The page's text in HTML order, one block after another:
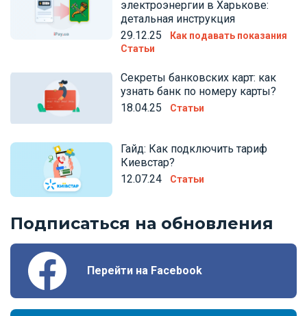
электроэнергии в Харькове:
детальная инструкция
29.12.25
Как подавать показания
Статьи
Секреты банковских карт: как
узнать банк по номеру карты?
18.04.25
Статьи
Гайд: Как подключить тариф
Киевстар?
12.07.24
Статьи
Подписаться на обновления
Перейти на Facebook